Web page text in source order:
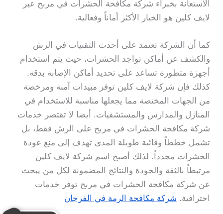
الاستعانة بخبراء شركة مكافحة الحشرات في مربح عبر
لايف كلين هو الخيار الأكثر أماناً وفعالية.
كما أن الشركة تعتمد على أحدث التقنيات في الرش
والكشف عن أماكن تواجد الحشرات، حيث يتم استخدام
أجهزة متطورة تساعد على تحديد أماكن الإصابة بدقة.
كذلك فإن شركة لايف كلين توفر مبيدات آمنة ومرخصة
من الجهات المختصة مما يجعلها مناسبة للاستخدام في
المنازل والمدارس والمستشفيات. أيضا لا تقتصر خدمات
شركة مكافحة الحشرات في مربح على الرش فقط، بل
تشمل خططاً وقائية طويلة المدى تهدف إلى منع عودة
الحشرات مجدداً. لذلك أصبح اسم شركة لايف كلين
مرتبطاً بالثقة والجودة والنتائج المضمونة لكل من يبحث
عن شركة مكافحة الحشرات في مربح توفر خدمات
احترافية. شركة مكافحة الرمة في الفرجان